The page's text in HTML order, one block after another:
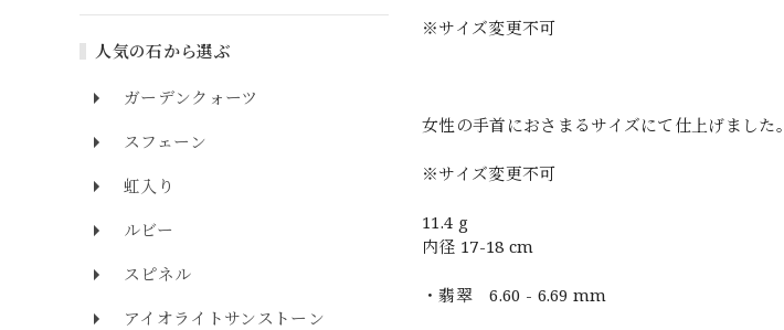
人気の石から選ぶ
ガーデンクォーツ
スフェーン
虹入り
ルビー
スピネル
アイオライトサンストーン
※サイズ変更不可
女性の手首におさまるサイズにて仕上げました。
※サイズ変更不可
11.4 g
内径 17-18 cm
・翡翠 6.60 - 6.69 mm